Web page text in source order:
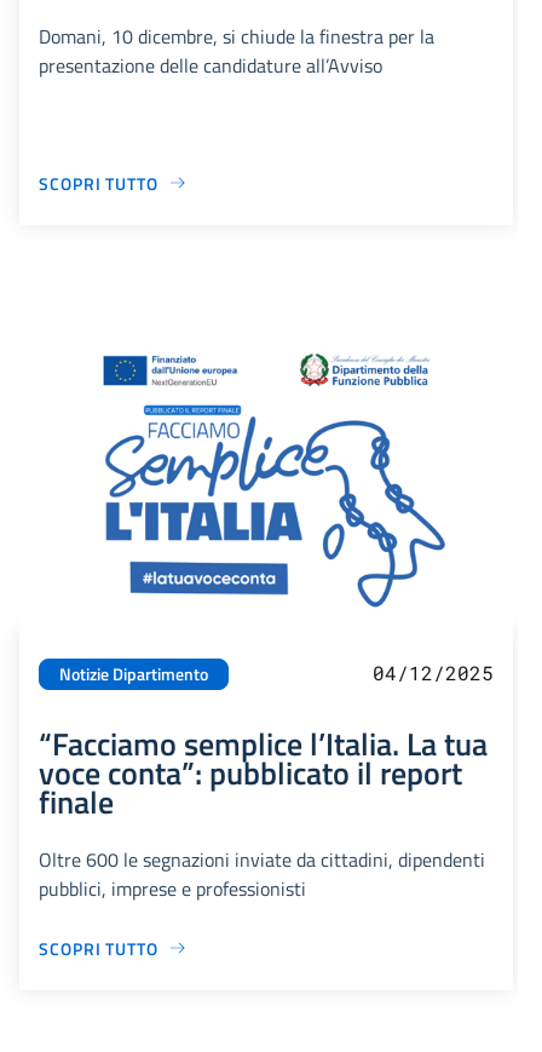
Domani, 10 dicembre, si chiude la finestra per la
presentazione delle candidature all’Avviso
SCOPRI TUTTO
Notizie Dipartimento 04/12/2025
“Facciamo semplice l’Italia. La tua
voce conta”: pubblicato il report
finale
Oltre 600 le segnazioni inviate da cittadini, dipendenti
pubblici, imprese e professionisti
SCOPRI TUTTO